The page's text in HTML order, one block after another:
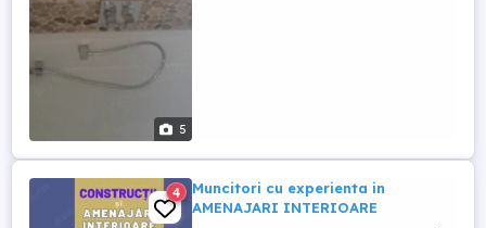
5
4
Muncitori cu experienta in
AMENAJARI INTERIOARE